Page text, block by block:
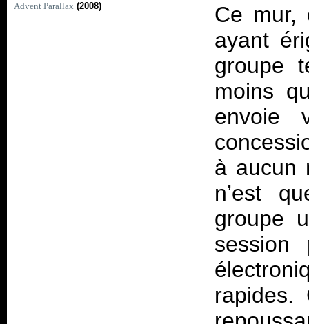
Advent Parallax (2008)
Ce mur,
ayant
groupe
moins
envoie
à aucun
n’est
groupe
session
rapides.